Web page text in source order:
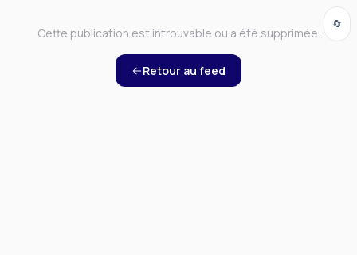
Cette publication est introuvable ou a été supprimée.
Retour au feed
🔄